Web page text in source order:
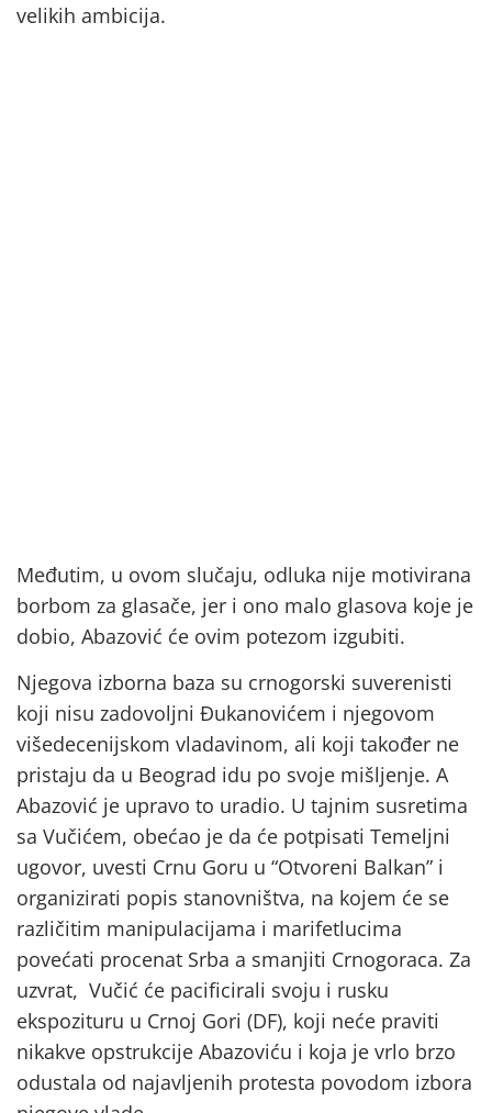
velikih ambicija.
Međutim, u ovom slučaju, odluka nije motivirana
borbom za glasače, jer i ono malo glasova koje je
dobio, Abazović će ovim potezom izgubiti.
Njegova izborna baza su crnogorski suverenisti
koji nisu zadovoljni Đukanovićem i njegovom
višedecenijskom vladavinom, ali koji također ne
pristaju da u Beograd idu po svoje mišljenje. A
Abazović je upravo to uradio. U tajnim susretima
sa Vučićem, obećao je da će potpisati Temeljni
ugovor, uvesti Crnu Goru u “Otvoreni Balkan” i
organizirati popis stanovništva, na kojem će se
različitim manipulacijama i marifetlucima
povećati procenat Srba a smanjiti Crnogoraca. Za
uzvrat, Vučić će pacificirali svoju i rusku
ekspozituru u Crnoj Gori (DF), koji neće praviti
nikakve opstrukcije Abazoviću i koja je vrlo brzo
odustala od najavljenih protesta povodom izbora